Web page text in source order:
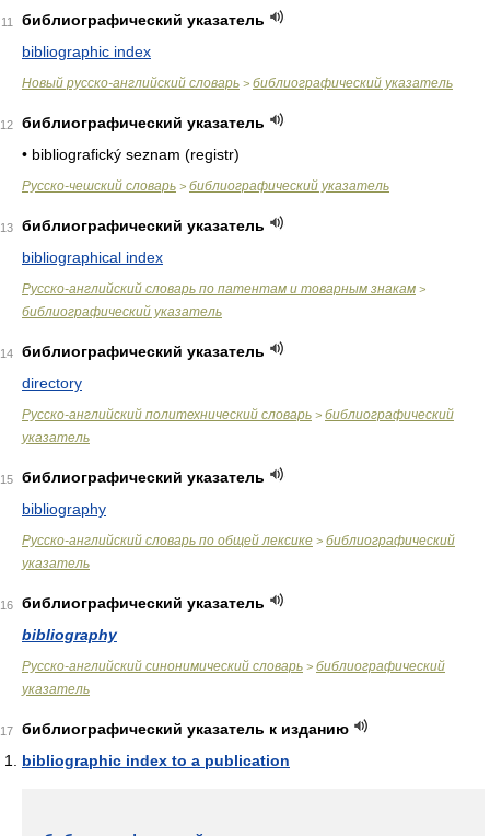
11
библиографический указатель
bibliographic index
Новый русско-английский словарь > библиографический указатель
12
библиографический указатель
• bibliografický seznam (registr)
Русско-чешский словарь > библиографический указатель
13
библиографический указатель
bibliographical index
Русско-английский словарь по патентам и товарным знакам >
библиографический указатель
14
библиографический указатель
directory
Русско-английский политехнический словарь > библиографический
указатель
15
библиографический указатель
bibliography
Русско-английский словарь по общей лексике > библиографический
указатель
16
библиографический указатель
bibliography
Русско-английский синонимический словарь > библиографический
указатель
17
библиографический указатель к изданию
bibliographic index to a publication